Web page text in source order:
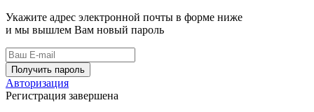
Укажите адрес электронной почты в форме ниже
и мы вышлем Вам новый пароль
Получить пароль
Авторизация
Регистрация завершена